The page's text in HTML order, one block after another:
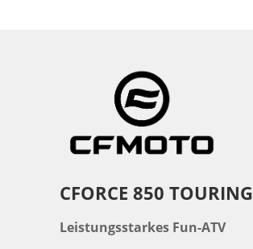
CFORCE 850 TOURING
Leistungsstarkes Fun-ATV